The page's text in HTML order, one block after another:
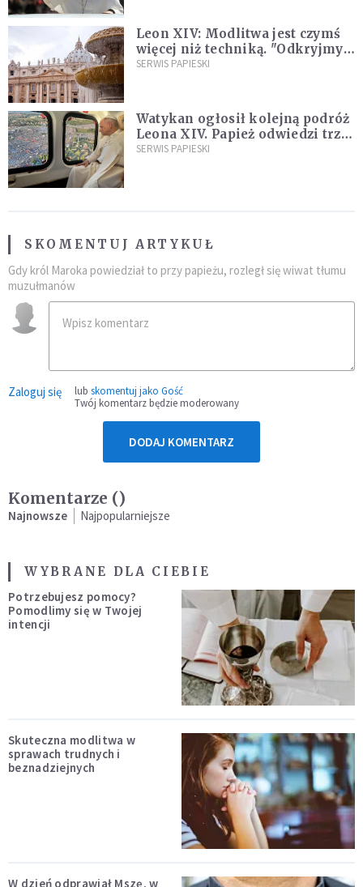
Leon XIV: Modlitwa jest czymś
więcej niż techniką. "Odkryjmy
ją na nowo"
SERWIS PAPIESKI
Watykan ogłosił kolejną podróż
Leona XIV. Papież odwiedzi trzy
kraje Ameryki Południowej
SERWIS PAPIESKI
SKOMENTUJ ARTYKUŁ
Gdy król Maroka powiedział to przy papieżu, rozległ się wiwat tłumu
muzułmanów
Zaloguj się lub skomentuj jako Gość
Twój komentarz będzie moderowany
DODAJ KOMENTARZ
Komentarze ()
Najnowsze Najpopularniejsze
WYBRANE DLA CIEBIE
Potrzebujesz pomocy?
Pomodlimy się w Twojej
intencji
Skuteczna modlitwa w
sprawach trudnych i
beznadziejnych
W dzień odprawiał Mszę, w